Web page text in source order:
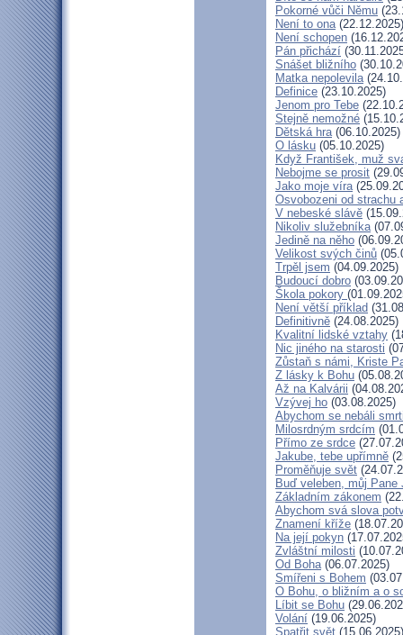
Pokorné vůči Němu
Není to ona(22.12.2025)
Není schopen
Pán přichází
Snášet bližního
Matka nepolevila
Definice (23.10.2025)
Jenom pro Tebe
Stejně nemožné
Dětská hra(06.10.2025)
O lásku (05.10.2025)
Když František, muž
Nebojme se prosit
Jako moje víra
Osvobozeni od strachu
V nebeské slávě
Nikoliv služebníka
Jedině na něho
Velikost svých činů
Trpěl jsem (04.09.2025)
Budoucí dobro
Škola pokory
Není větší příklad
Definitivně (24.08.2025)
Kvalitní lidské vztahy
Nic jiného na starosti
Zůstaň s námi, Kriste
Z lásky k Bohu
Až na Kalvárii
Vzývej ho (03.08.2025)
Abychom se nebáli
Milosrdným srdcím
Přímo ze srdce
Jakube, tebe upřímně
Proměňuje svět
Buď veleben, můj
Základním zákonem
Abychom svá slova
Znamení kříže
Na její pokyn
Zvláštní milosti
Od Boha(06.07.2025)
Smířeni s Bohem
O Bohu, o bližním a o
Líbit se Bohu
Volání (19.06.2025)
Spatřit svět (15.06.2025)